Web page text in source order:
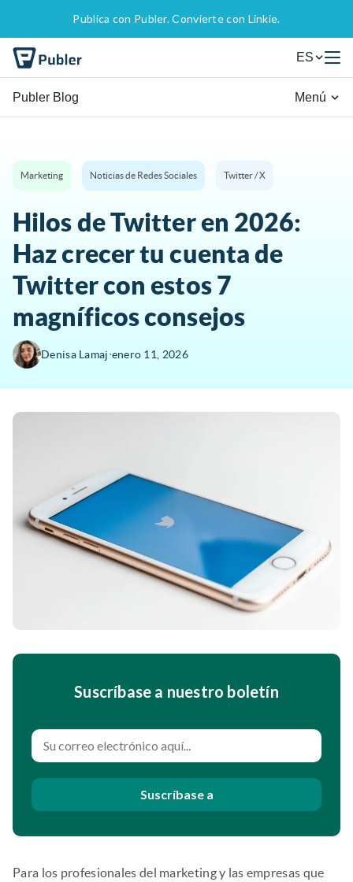
Publica con Publer. Convierte con Linkie.
ES
Publer Blog Menú
Marketing Noticias de Redes Sociales Twitter / X
Hilos de Twitter en 2026:
Haz crecer tu cuenta de
Twitter con estos 7
magníficos consejos
Denisa Lamaj∙enero 11, 2026
Suscríbase a nuestro boletín
Suscríbase a
Para los profesionales del marketing y las empresas que